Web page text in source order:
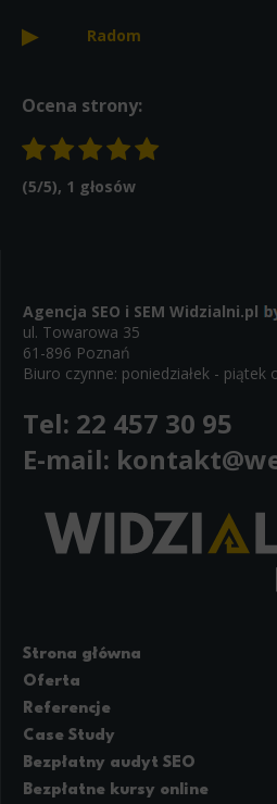
Radom
Ocena strony:
(5/5), 1 głosów
Agencja SEO i SEM Widzialni.pl
ul. Towarowa 35
61-896 Poznań
Biuro czynne: poniedziałek - piątek
Tel: 22 457 30 95
E-mail:
Strona główna
Oferta
Referencje
Case Study
Bezpłatny audyt SEO
Bezpłatne kursy online